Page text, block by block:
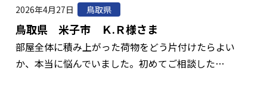
2026年4月27日 鳥取県
鳥取県 米子市 Ｋ.Ｒ様さま
部屋全体に積み上がった荷物をどう片付けたらよい
か、本当に悩んでいました。初めてご相談した…